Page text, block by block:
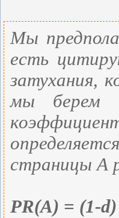
Мы
есть
затухания,
мы берем
страницы А
PR(A) = (1-